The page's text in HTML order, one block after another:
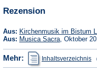
Rezension
Aus: Kirchenmusik im Bistum
Aus: Musica Sacra(Öffnet
neuen
Tab)
, Oktober
Mehr: Inhaltsverzeichnisin